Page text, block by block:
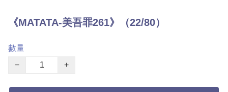
《MATATA-美吾罪261》（22/80）
數量
−
+